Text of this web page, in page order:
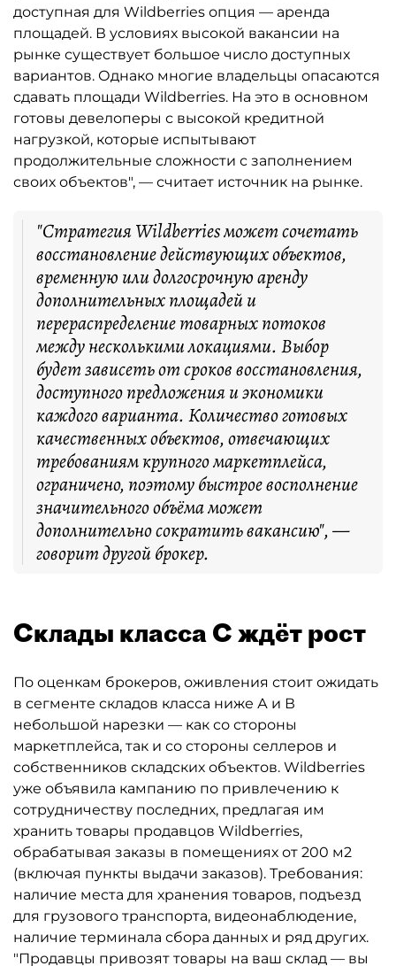
доступная для Wildberries опция — аренда
площадей. В условиях высокой вакансии на
рынке существует большое число доступных
вариантов. Однако многие владельцы опасаются
сдавать площади Wildberries. На это в основном
готовы девелоперы с высокой кредитной
нагрузкой, которые испытывают
продолжительные сложности с заполнением
своих объектов", — считает источник на рынке.
"Стратегия Wildberries может сочетать
восстановление действующих объектов,
временную или долгосрочную аренду
дополнительных площадей и
перераспределение товарных потоков
между несколькими локациями. Выбор
будет зависеть от сроков восстановления,
доступного предложения и экономики
каждого варианта. Количество готовых
качественных объектов, отвечающих
требованиям крупного маркетплейса,
ограничено, поэтому быстрое восполнение
значительного объёма может
дополнительно сократить вакансию", —
говорит другой брокер.
Склады класса С ждёт рост
По оценкам брокеров, оживления стоит ожидать
в сегменте складов класса ниже А и В
небольшой нарезки — как со стороны
маркетплейса, так и со стороны селлеров и
собственников складских объектов. Wildberries
уже объявила кампанию по привлечению к
сотрудничеству последних, предлагая им
хранить товары продавцов Wildberries,
обрабатывая заказы в помещениях от 200 м2
(включая пункты выдачи заказов). Требования:
наличие места для хранения товаров, подъезд
для грузового транспорта, видеонаблюдение,
наличие терминала сбора данных и ряд других.
"Продавцы привозят товары на ваш склад — вы